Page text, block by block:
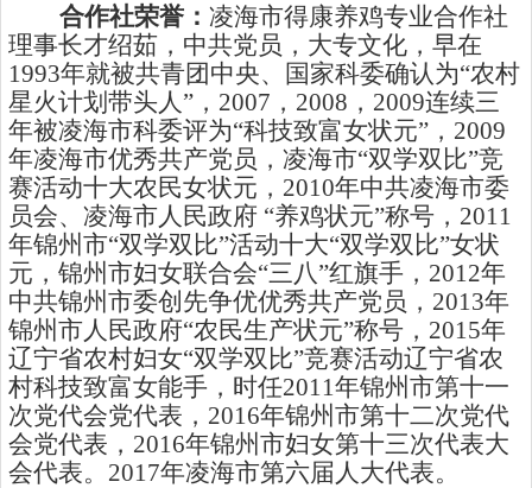
合作社荣誉： 凌海市得康养鸡专业合作社
理事长才绍茹，中共党员，大专文化，早在
1993年就被共青团中央、国家科委确认为“农村
星火计划带头人”， 2007 ， 2008 ， 2009连续三
年被凌海市科委评为“科技致富女状元”， 2009
年凌海市优秀共产党员，凌海市“双学双比”竞
赛活动十大农民女状元， 2010年中共凌海市委
员会、凌海市人民政府 “养鸡状元”称号， 2011
年锦州市“双学双比”活动十大“双学双比”女状
元，锦州市妇女联合会“三八”红旗手， 2012年
中共锦州市委创先争优优秀共产党员， 2013年
锦州市人民政府“农民生产状元”称号， 2015年
辽宁省农村妇女“双学双比”竞赛活动辽宁省农
村科技致富女能手，时任2011年锦州市第十一
次党代会党代表， 2016年锦州市第十二次党代
会党代表， 2016年锦州市妇女第十三次代表大
会代表。 2017年凌海市第六届人大代表。